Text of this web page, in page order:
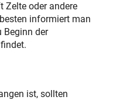
Zelte oder andere
informiert man
Beginn der
ist, sollten